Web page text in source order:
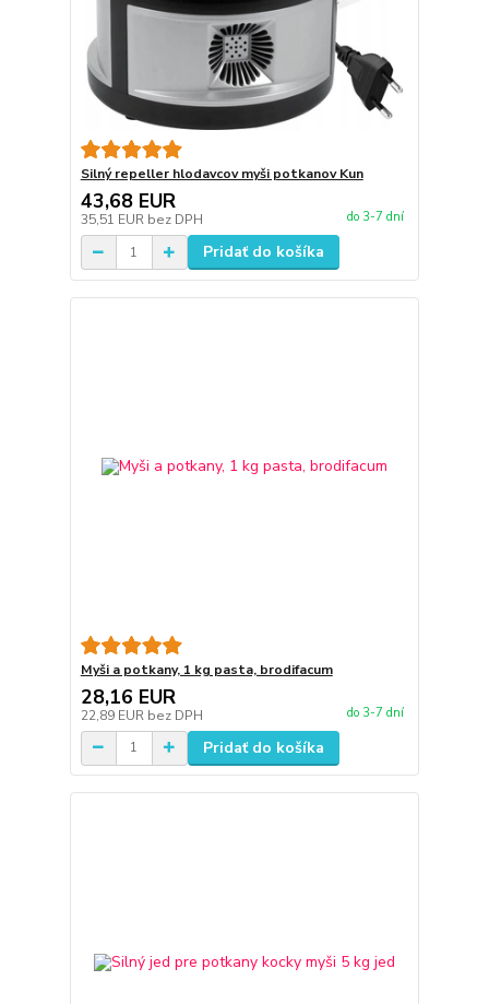
Silný repeller hlodavcov myši potkanov Kun
43,68 EUR
35,51 EUR bez DPH do 3-7 dní
Pridať do košíka
Myši a potkany, 1 kg pasta, brodifacum
28,16 EUR
22,89 EUR bez DPH do 3-7 dní
Pridať do košíka